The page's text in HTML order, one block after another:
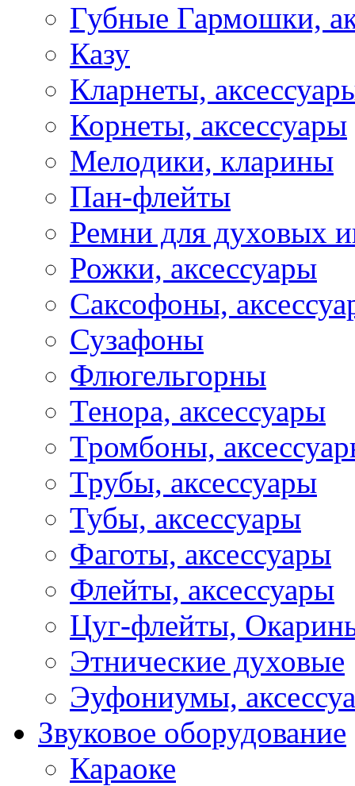
Губные Гармошки,
Казу
Кларнеты,
Корнеты, аксессуары
Мелодики, кларины
Пан-флейты
Ремни для духовых
Рожки, аксессуары
Саксофоны,
Сузафоны
Флюгельгорны
Тенора, аксессуары
Тромбоны,
Трубы, аксессуары
Тубы, аксессуары
Фаготы, аксессуары
Флейты, аксессуары
Цуг-флейты,
Этнические духовые
Эуфониумы,
Звуковое оборудование
Караоке